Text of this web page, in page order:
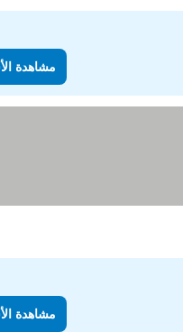
مشاهدة
مشاهدة